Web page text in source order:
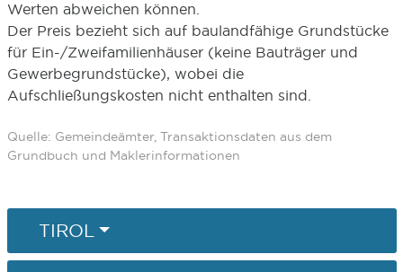
Werten abweichen können.
Der Preis bezieht sich auf baulandfähige Grundstücke
für Ein-/Zweifamilienhäuser (keine Bauträger und
Gewerbegrundstücke), wobei die
Aufschließungskosten nicht enthalten sind.
Quelle: Gemeindeämter, Transaktionsdaten aus dem
Grundbuch und Maklerinformationen
TIROL